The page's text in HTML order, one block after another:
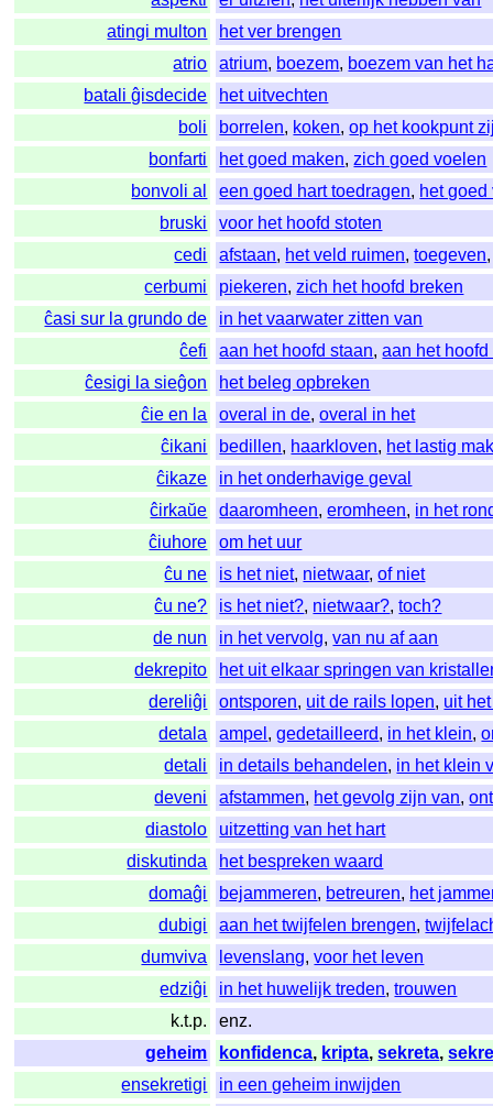
atingi multon
het ver brengen
atrio
atrium, boezem, boezem van het
batali ĝisdecide
het uitvechten
boli
borrelen, koken,op het kookpunt
bonfarti
het goed maken,zich goed voelen
bonvoli al
een goed hart toedragen, het
bruski
voor het hoofd stoten
cedi
afstaan, het veld ruimen,toegeven
cerbumi
piekeren,zich het hoofd breken
ĉasi sur la grundo de
in het vaarwater zitten van
ĉefi
aan het hoofd staan,aan het
ĉesigi la sieĝon
het beleg opbreken
ĉie en la
overal in de,overal in het
ĉikani
bedillen, haarkloven, het lastig
ĉikaze
in het onderhavige geval
ĉirkaŭe
daaromheen,eromheen, in het
ĉiuhore
om het uur
ĉu ne
is het niet, nietwaar,of niet
ĉu ne?
is het niet?, nietwaar?,toch?
de nun
in het vervolg,van nu af aan
dekrepito
het uit elkaar springen van
dereliĝi
ontsporen, uit de rails lopen, uit
detala
ampel ,gedetailleerd, in het klein,
detali
in details behandelen, in het klein
deveni
afstammen, het gevolg zijn van,
diastolo
uitzetting van het hart
diskutinda
het bespreken waard
domaĝi
bejammeren, betreuren, het
dubigi
aan het twijfelen brengen,
dumviva
levenslang,voor het leven
edziĝi
in het huwelijk treden,trouwen
k.t.p.
enz.
geheim
konfidenca, kripta,sekreta,
ensekretigi
in een geheim inwijden